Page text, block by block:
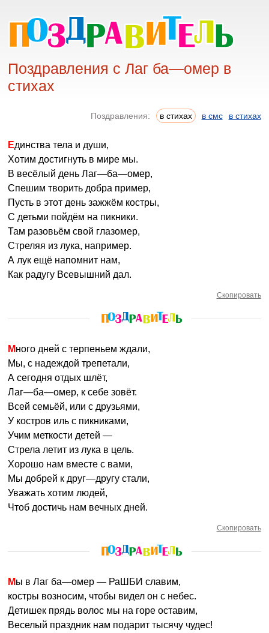
Поздравления с Лаг ба—омер в
стихах
Поздравления: в стихах в смс в стихах
Единства тела и души,
Хотим достигнуть в мире мы.
В весёлый день Лаг—ба—омер,
Спешим творить добра пример,
Пусть в этот день зажжём костры,
С детьми пойдём на пикники.
Там разовьём свой глазомер,
Стреляя из лука, например.
А лук ещё напомнит нам,
Как радугу Всевышний дал.
Скопировать
Много дней с терпеньем ждали,
Мы, с надеждой трепетали,
А сегодня отдых шлёт,
Лаг—ба—омер, к себе зовёт.
Всей семьёй, или с друзьями,
У костров иль с пикниками,
Учим меткости детей —
Стрела летит из лука в цель.
Хорошо нам вместе с вами,
Мы добрей к друг—другу стали,
Уважать хотим людей,
Чтоб достичь нам вечных дней.
Скопировать
Мы в Лаг ба—омер — РаШБИ славим,
костры возносим, чтобы видел он с небес.
Детишек прядь волос мы на горе оставим,
Веселый праздник нам подарит тысячу чудес!